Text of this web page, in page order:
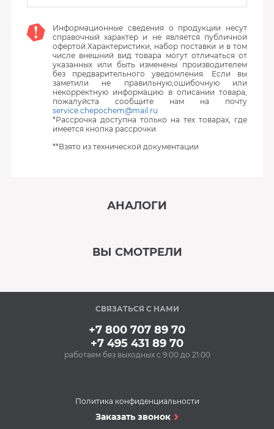
Информационные сведения о продукции несут
справочный характер и не является публичной
офертой.Характеристики, набор поставки и в том
числе внешний вид товара могут отличаться от
указанных или быть изменены производителем
без предварительного уведомления. Если вы
заметили не правильную,ошибочную или
некорректную информацию в описании товара,
пожалуйста сообщите нам на почту
service.chepochem@mail.ru
*Рассрочка доступна только на тех товарах, где
имеется кнопка рассрочки
**Взято из технической документации
АНАЛОГИ
Сплит-система AUX
ВЫ СМОТРЕЛИ
Под заказ
СВЯЗАТЬСЯ С НАМИ
+7 800 707 89 70
+7 495 431 89 70
работаем без выходных с 9:00 до 21:00
Политика конфиденциальности
Заказать звонок